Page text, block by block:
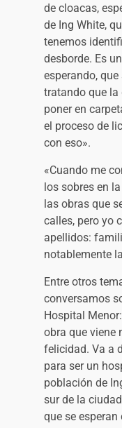
de cloacas,
de Ing White,
tenemos
desborde. Es
esperando,
tratando que la
poner en
el proceso de
con eso».
«Cuando me
los sobres en
las obras que
calles, pero yo
apellidos:
notablemente
Entre otros
conversamos
Hospital
obra que viene
felicidad. Va a
para ser un
población de
sur de la
que se